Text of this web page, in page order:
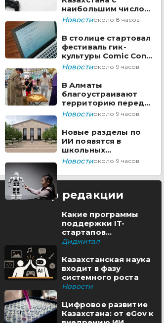
наибольшим числом
вакансий на Enbek.kz
Новостиоколо 8 часов
В столице стартовал
фестиваль гик-
культуры Comic Con
Astana 2026
Новостиоколо 9 часов
В Алматы
благоустраивают
территорию перед
ТЮЗом
Новостиоколо 9 часов
Новые разделы по
ИИ появятся в
школьных
предметах
Новостиоколо 9 часов
Выбор редакции
Какие программы
поддержки IT-
стартапов
реализуются в
Диджитал
Казахстанская наука
входит в фазу
системного роста
Новости
Цифровое развитие
Казахстана: от eGov к